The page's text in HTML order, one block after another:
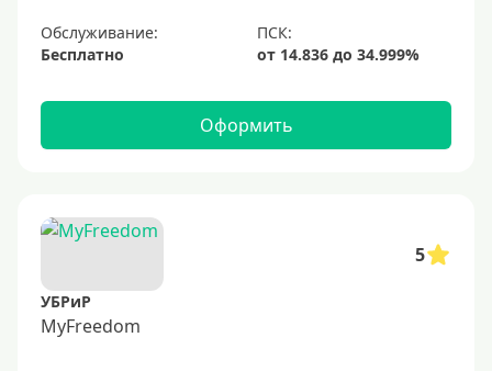
Обслуживание:
Бесплатно
Оформить
5
УБРиР
MyFreedom